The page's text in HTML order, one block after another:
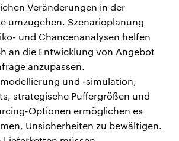
Veränderungen in der
umzugehen. Szenarioplanung
und Chancenanalysen helfen
an die Entwicklung von Angebot
anzupassen.
und -simulation,
strategische Puffergrößen und
Optionen ermöglichen es
Unsicherheiten zu bewältigen.